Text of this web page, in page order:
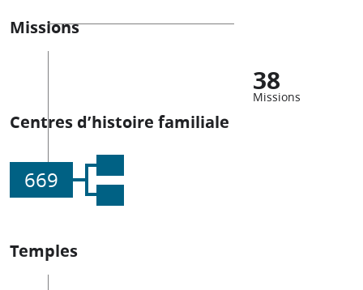
Missions
38
Missions
Centres d’histoire familiale
669
Temples